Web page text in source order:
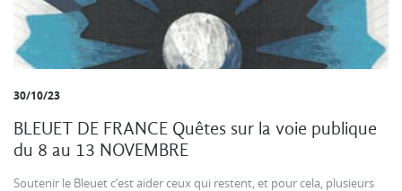
30/10/23
BLEUET DE FRANCE Quêtes sur la voie publique
du 8 au 13 NOVEMBRE
Soutenir le Bleuet c’est aider ceux qui restent, et pour cela, plusieurs